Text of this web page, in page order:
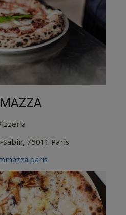
Sabin, 75011 Paris